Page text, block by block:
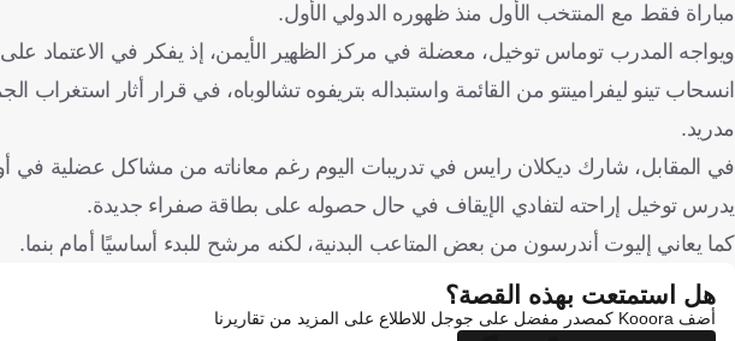
مباراة فقط مع المنتخب الأول منذ ظهوره الدولي الأول.
ويواجه المدرب توماس توخيل، معضلة في مركز الظهير الأيمن، إذ يفكر في الاعتماد
انسحاب تينو ليفرامينتو من القائمة واستبداله بتريفوه تشالوباه، في قرار أثار استغراب
مدريد.
في المقابل، شارك ديكلان رايس في تدريبات اليوم رغم معاناته من مشاكل عضلية في
يدرس توخيل إراحته لتفادي الإيقاف في حال حصوله على بطاقة صفراء جديدة.
كما يعاني إليوت أندرسون من بعض المتاعب البدنية، لكنه مرشح للبدء أساسيًا أمام بنما.
هل استمتعت بهذه القصة؟
أضف Kooora كمصدر مفضل على جوجل للاطلاع على المزيد من تقاريرنا